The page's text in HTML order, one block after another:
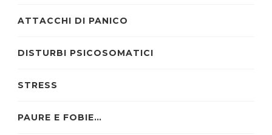
ATTACCHI DI PANICO
DISTURBI PSICOSOMATICI
STRESS
PAURE E FOBIE…